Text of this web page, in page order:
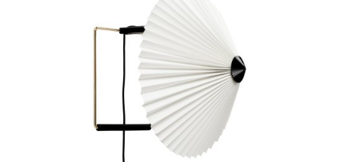
Bänke & Liegen